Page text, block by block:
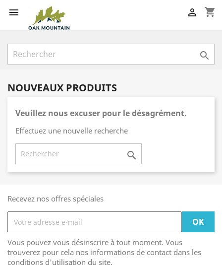
 shopping_cart


NOUVEAUX PRODUITS
Veuillez nous excuser pour le désagrément.
Effectuez une nouvelle recherche

Recevez nos offres spéciales
Vous pouvez vous désinscrire à tout moment. Vous
trouverez pour cela nos informations de contact dans les
conditions d'utilisation du site.